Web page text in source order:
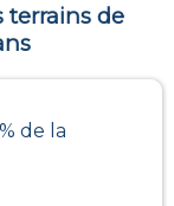
terrains de
de la